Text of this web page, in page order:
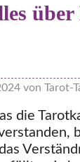
von Tarot-
die